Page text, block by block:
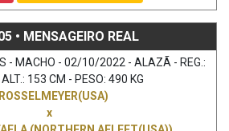
• MENSAGEIRO REAL
- MACHO - 02/10/2022 - ALAZÃ - REG.:
153 CM - PESO: 490 KG
x